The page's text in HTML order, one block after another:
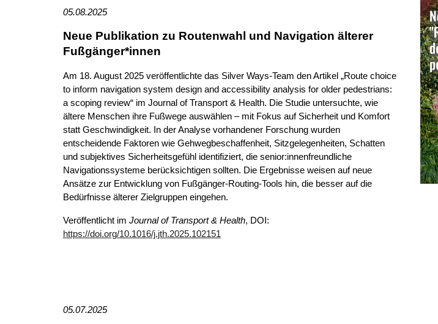
05.08.2025
Neue Publikation zu Routenwahl und Navigation älterer
Fußgänger*innen
Am 18. August 2025 veröffentlichte das Silver Ways-Team den Artikel „Route choice
to inform navigation system design and accessibility analysis for older pedestrians:
a scoping review“ im Journal of Transport & Health. Die Studie untersuchte, wie
ältere Menschen ihre Fußwege auswählen – mit Fokus auf Sicherheit und Komfort
statt Geschwindigkeit. In der Analyse vorhandener Forschung wurden
entscheidende Faktoren wie Gehwegbeschaffenheit, Sitzgelegenheiten, Schatten
und subjektives Sicherheitsgefühl identifiziert, die senior:innenfreundliche
Navigationssysteme berücksichtigen sollten. Die Ergebnisse weisen auf neue
Ansätze zur Entwicklung von Fußgänger-Routing-Tools hin, die besser auf die
Bedürfnisse älterer Zielgruppen eingehen.
Veröffentlicht im Journal of Transport & Health, DOI:
https://doi.org/10.1016/j.jth.2025.102151
05.07.2025